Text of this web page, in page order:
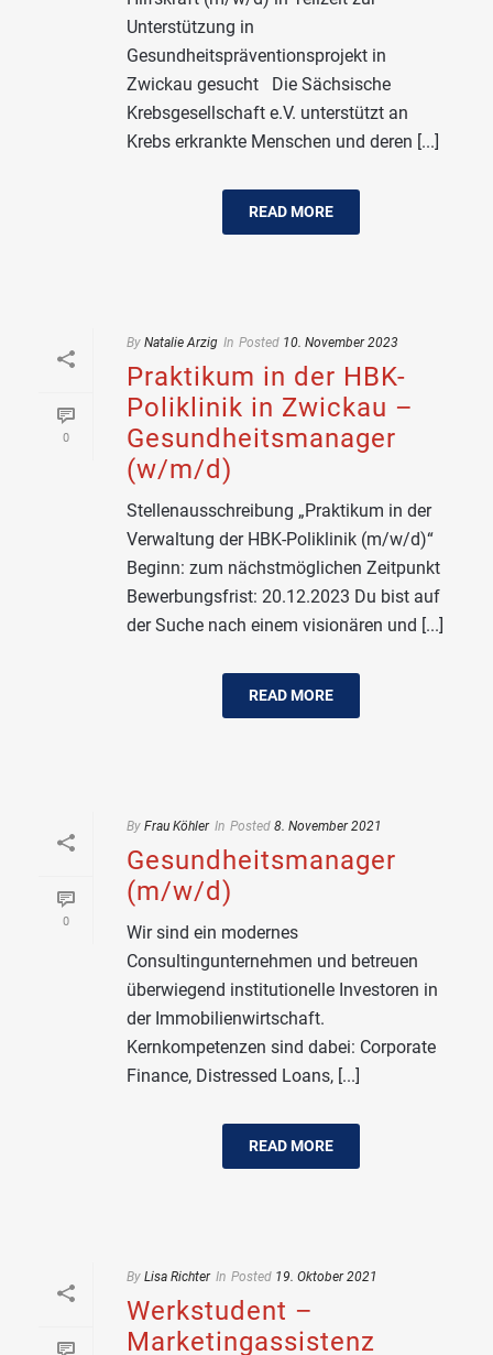
Unterstützung in
Gesundheitspräventionsprojekt in
Zwickau gesucht Die Sächsische
Krebsgesellschaft e.V. unterstützt an
Krebs erkrankte Menschen und deren [...]
READ MORE
0
By Natalie Arzig In Posted 10. November 2023
Praktikum in der HBK-
Poliklinik in Zwickau –
Gesundheitsmanager
(w/m/d)
Stellenausschreibung „Praktikum in der
Verwaltung der HBK-Poliklinik (m/w/d)“
Beginn: zum nächstmöglichen Zeitpunkt
Bewerbungsfrist: 20.12.2023 Du bist auf
der Suche nach einem visionären und [...]
READ MORE
0
By Frau Köhler In Posted 8. November 2021
Gesundheitsmanager
(m/w/d)
Wir sind ein modernes
Consultingunternehmen und betreuen
überwiegend institutionelle Investoren in
der Immobilienwirtschaft.
Kernkompetenzen sind dabei: Corporate
Finance, Distressed Loans, [...]
READ MORE
By Lisa Richter In Posted 19. Oktober 2021
Werkstudent –
Marketingassistenz